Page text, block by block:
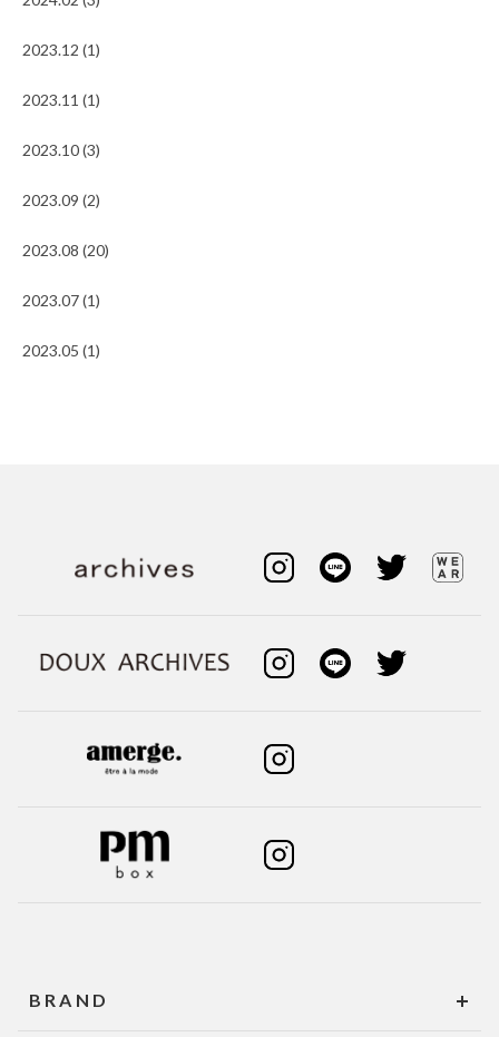
2023.12 (1)
2023.11 (1)
2023.10 (3)
2023.09 (2)
2023.08 (20)
2023.07 (1)
2023.05 (1)
BRAND